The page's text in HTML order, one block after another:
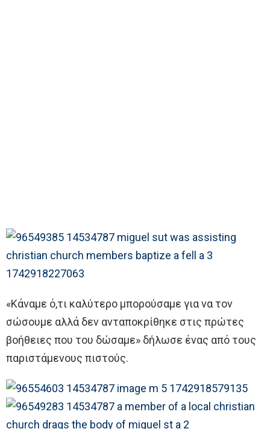
«Κάναμε ό,τι καλύτερο μπορούσαμε για να τον
σώσουμε αλλά δεν ανταποκρίθηκε στις πρώτες
βοήθειες που του δώσαμε» δήλωσε ένας από τους
παριστάμενους πιστούς.